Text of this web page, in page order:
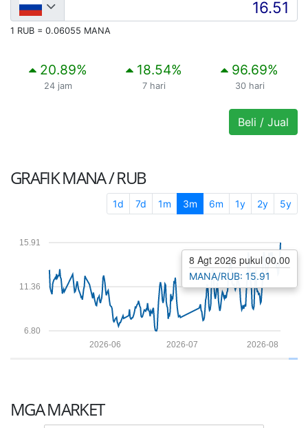
1 RUB = 0.06055 MANA
20.89%
24 jam
18.54%
7 hari
96.69%
30 hari
Beli / Jual
GRAFIKMANA / RUB
1d 7d 1m 3m 6m 1y 2y 5y
6.80
11.36
15.91
2026-08
2026-07
2026-06
8 Agt 2026 pukul 00.00
MANA/RUB: 15.91
MGA MARKET